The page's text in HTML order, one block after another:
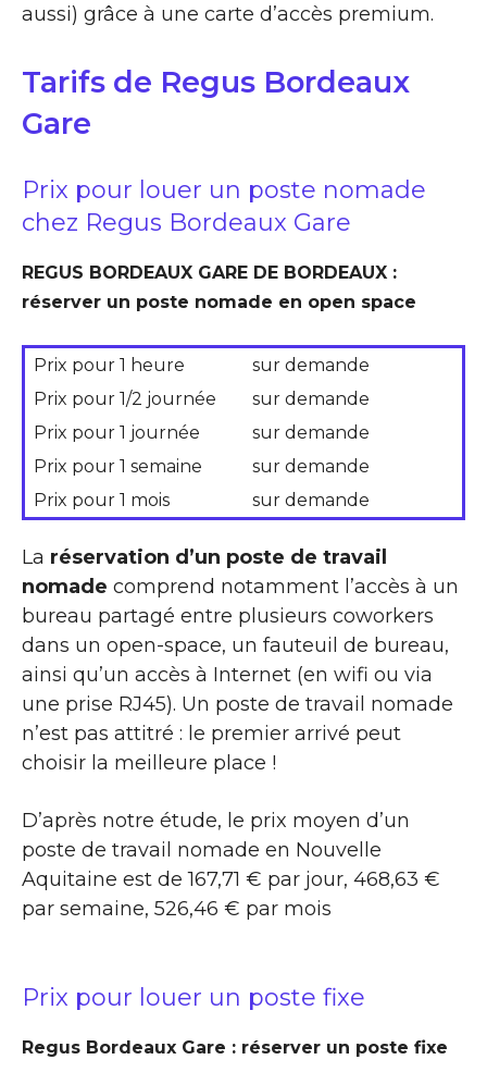
aussi) grâce à une carte d’accès premium.
Tarifs de Regus Bordeaux
Gare
Prix pour louer un poste nomade
chez Regus Bordeaux Gare
REGUS BORDEAUX GARE DE BORDEAUX :
réserver un poste nomade en open space
Prix pour 1 heure
sur demande
Prix pour 1/2 journée
sur demande
Prix pour 1 journée
sur demande
Prix pour 1 semaine
sur demande
Prix pour 1 mois
sur demande
La réservation d’un poste de travail
nomade comprend notamment l’accès à un
bureau partagé entre plusieurs coworkers
dans un open-space, un fauteuil de bureau,
ainsi qu’un accès à Internet (en wifi ou via
une prise RJ45). Un poste de travail nomade
n’est pas attitré : le premier arrivé peut
choisir la meilleure place !
D’après notre étude, le prix moyen d’un
poste de travail nomade en Nouvelle
Aquitaine est de 167,71 € par jour, 468,63 €
par semaine, 526,46 € par mois
Prix pour louer un poste fixe
Regus Bordeaux Gare : réserver un poste fixe